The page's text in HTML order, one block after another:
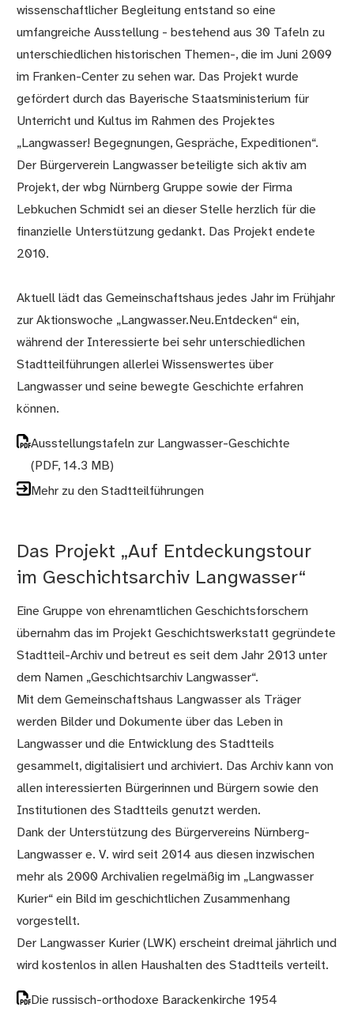
wissenschaftlicher Begleitung entstand so eine
umfangreiche Ausstellung - bestehend aus 30 Tafeln zu
unterschiedlichen historischen Themen-, die im Juni 2009
im Franken-Center zu sehen war. Das Projekt wurde
gefördert durch das Bayerische Staatsministerium für
Unterricht und Kultus im Rahmen des Projektes
„Langwasser! Begegnungen, Gespräche, Expeditionen“.
Der Bürgerverein Langwasser beteiligte sich aktiv am
Projekt, der wbg Nürnberg Gruppe sowie der Firma
Lebkuchen Schmidt sei an dieser Stelle herzlich für die
finanzielle Unterstützung gedankt. Das Projekt endete
2010.
Aktuell lädt das Gemeinschaftshaus jedes Jahr im Frühjahr
zur Aktionswoche „Langwasser.Neu.Entdecken“ ein,
während der Interessierte bei sehr unterschiedlichen
Stadtteilführungen allerlei Wissenswertes über
Langwasser und seine bewegte Geschichte erfahren
können.
Ausstellungstafeln zur Langwasser-Geschichte
(PDF, 14.3 MB)
Mehr zu den Stadtteilführungen
Das Projekt „Auf Entdeckungstour
im Geschichtsarchiv Langwasser“
Eine Gruppe von ehrenamtlichen Geschichtsforschern
übernahm das im Projekt Geschichtswerkstatt gegründete
Stadtteil-Archiv und betreut es seit dem Jahr 2013 unter
dem Namen „Geschichtsarchiv Langwasser“.
Mit dem Gemeinschaftshaus Langwasser als Träger
werden Bilder und Dokumente über das Leben in
Langwasser und die Entwicklung des Stadtteils
gesammelt, digitalisiert und archiviert. Das Archiv kann von
allen interessierten Bürgerinnen und Bürgern sowie den
Institutionen des Stadtteils genutzt werden.
Dank der Unterstützung des Bürgervereins Nürnberg-
Langwasser e. V. wird seit 2014 aus diesen inzwischen
mehr als 2000 Archivalien regelmäßig im „Langwasser
Kurier“ ein Bild im geschichtlichen Zusammenhang
vorgestellt.
Der Langwasser Kurier (LWK) erscheint dreimal jährlich und
wird kostenlos in allen Haushalten des Stadtteils verteilt.
Die russisch-orthodoxe Barackenkirche 1954